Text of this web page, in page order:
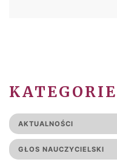
KATEGORIE
AKTUALNOŚCI
GŁOS NAUCZYCIELSKI